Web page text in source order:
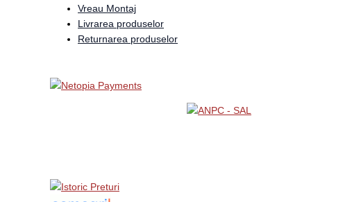
Vreau Montaj
Livrarea produselor
Returnarea produselor